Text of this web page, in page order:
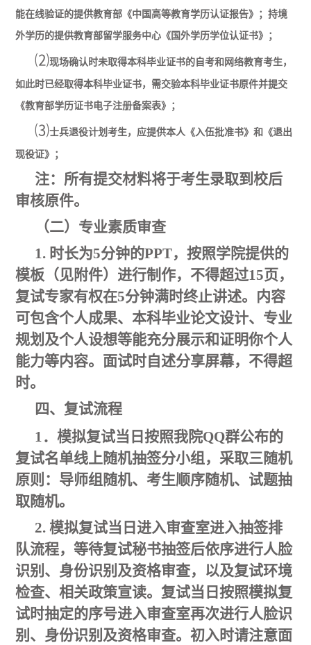
能在线验证的提供教育部《中国高等教育学历认证报告》；持境
外学历的提供教育部留学服务中心《国外学历学位认证书》；
⑵现场确认时未取得本科毕业证书的自考和网络教育考生，
如此时已经取得本科毕业证书，需交验本科毕业证书原件并提交
《教育部学历证书电子注册备案表》；
⑶士兵退役计划考生，应提供本人《入伍批准书》和《退出
现役证》；
注：所有提交材料将于考生录取到校后
审核原件。
（二）专业素质审查
1. 时长为5分钟的PPT，按照学院提供的
模板 （见附件） 进行制作，不得超过15页，
复试专家有权在5分钟满时终止讲述。内容
可包含个人成果、本科毕业论文设计、专业
规划及个人设想等能充分展示和证明你个人
能力等内容。面试时自述分享屏幕，不得超
时。
四、复试流程
1．模拟复试当日按照我院QQ群公布的
复试名单线上随机抽签分小组，采取三随机
原则：导师组随机、考生顺序随机、试题抽
取随机。
2. 模拟复试当日进入审查室进入抽签排
队流程，等待复试秘书抽签后依序进行人脸
识别、身份识别及资格审查，以及复试环境
检查、相关政策宣读。复试当日按照模拟复
试时抽定的序号进入审查室再次进行人脸识
别、身份识别及资格审查。初入时请注意面